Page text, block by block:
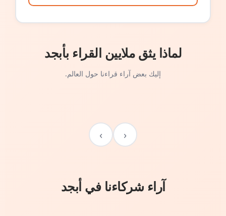
لماذا يثق ملايين القراء بأبجد
إليك بعض آراء قراءنا حول العالم.
‹
›
آراء شركاءنا في أبجد